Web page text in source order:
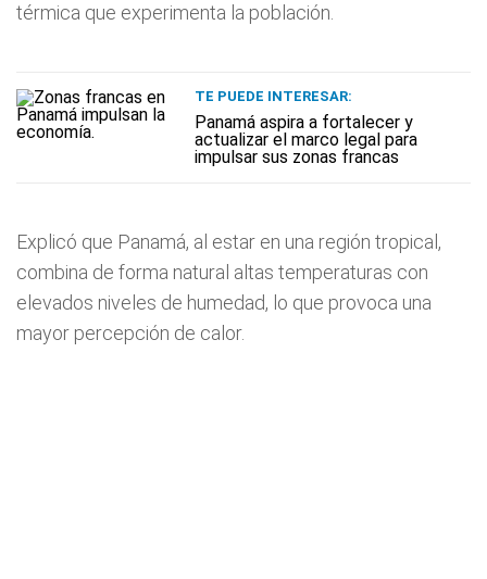
térmica que experimenta la población.
TE PUEDE INTERESAR:
Panamá aspira a fortalecer y
actualizar el marco legal para
impulsar sus zonas francas
Explicó que Panamá, al estar en una región tropical,
combina de forma natural altas temperaturas con
elevados niveles de humedad, lo que provoca una
mayor percepción de calor.